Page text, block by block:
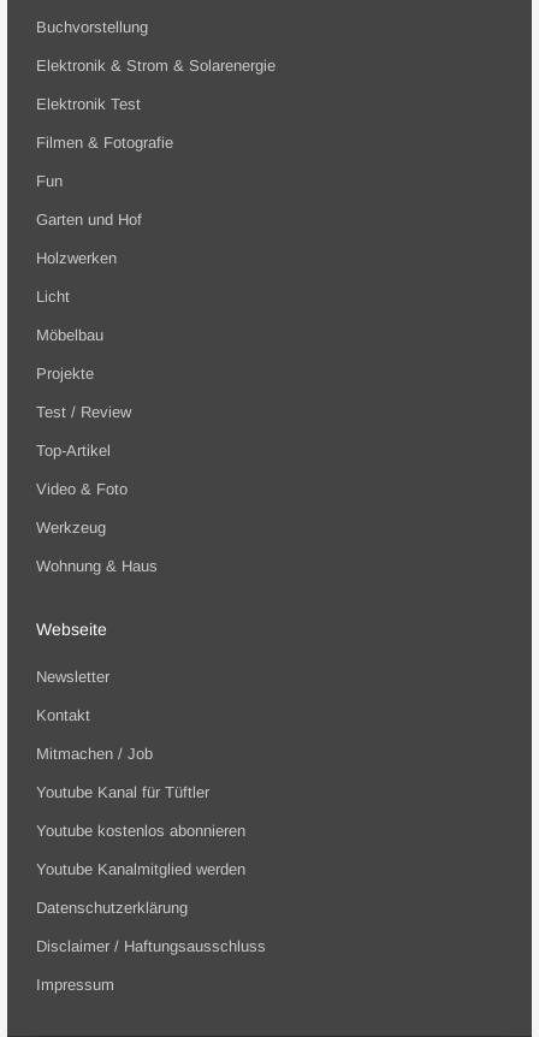
Buchvorstellung
Elektronik & Strom & Solarenergie
Elektronik Test
Filmen & Fotografie
Fun
Garten und Hof
Holzwerken
Licht
Möbelbau
Projekte
Test / Review
Top-Artikel
Video & Foto
Werkzeug
Wohnung & Haus
Webseite
Newsletter
Kontakt
Mitmachen / Job
Youtube Kanal für Tüftler
Youtube kostenlos abonnieren
Youtube Kanalmitglied werden
Datenschutzerklärung
Disclaimer / Haftungsausschluss
Impressum